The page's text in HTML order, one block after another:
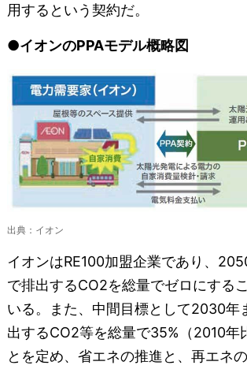
用するという契約だ。
●イオンのPPAモデル概略図
出典：イオン
イオンはRE100加盟企業であり、
で排出するCO2を総量でゼロにする
いる。また、中間目標として2030年
出するCO2等を総量で35%（2010年
とを定め、省エネの推進と、再エネ